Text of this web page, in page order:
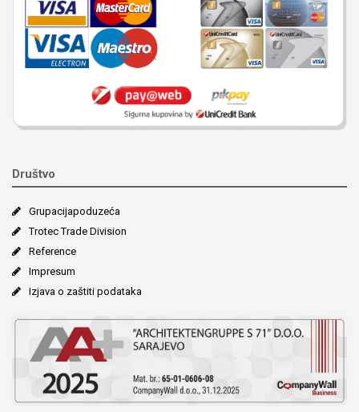
Društvo
Grupacija­poduzeća
Trotec Trade Division
Reference
Impresum
Izjava o zaštiti podataka